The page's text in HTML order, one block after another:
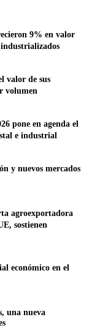
9% en valor
valor de sus
volumen
pone en agenda el
e industrial
y nuevos mercados
agroexportadora
sostienen
económico en el
una nueva